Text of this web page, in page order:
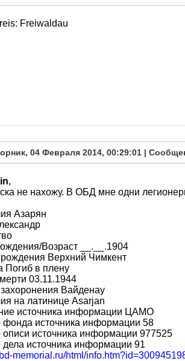
Freiwaldau
04 Февраля 2014, 00:29:01 |
,
не нахожу. В ОБД мне одни
Азарян
Возраст __.__.1904
Верхний Чимкент
Погиб в плену
03.11.1944
Вайденау
на латинице Asarjan
источника информации ЦАМО
источника информации 58
источника информации 977525
источника информации 91
memorial.ru/html/